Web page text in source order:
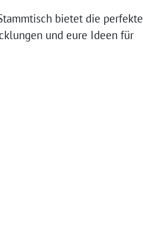
bietet die perfekte
und eure Ideen für